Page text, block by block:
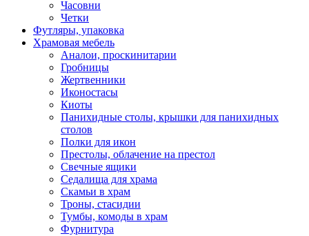
Часовни
Четки
Футляры, упаковка
Храмовая мебель
Аналои, проскинитарии
Гробницы
Жертвенники
Иконостасы
Киоты
Панихидные столы, крышки для панихидных
столов
Полки для икон
Престолы, облачение на престол
Свечные ящики
Седалища для храма
Скамьи в храм
Троны, стасидии
Тумбы, комоды в храм
Фурнитура